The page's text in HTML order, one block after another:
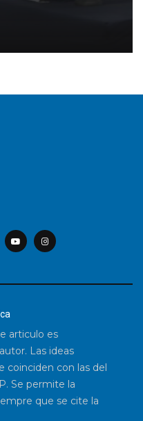
articulo es
Las ideas
coinciden con las del
Se permite la
que se cite la